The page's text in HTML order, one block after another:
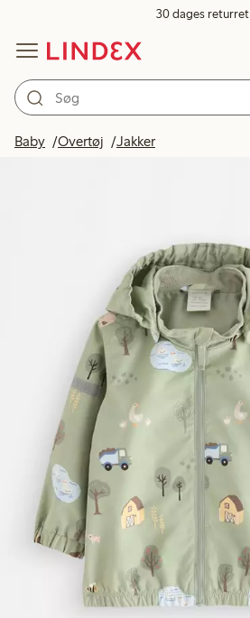
30 dages returret
Baby Overtøj Jakker